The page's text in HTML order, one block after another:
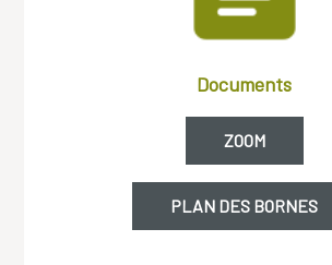
Documents
ZOOM
PLAN DES BORNES